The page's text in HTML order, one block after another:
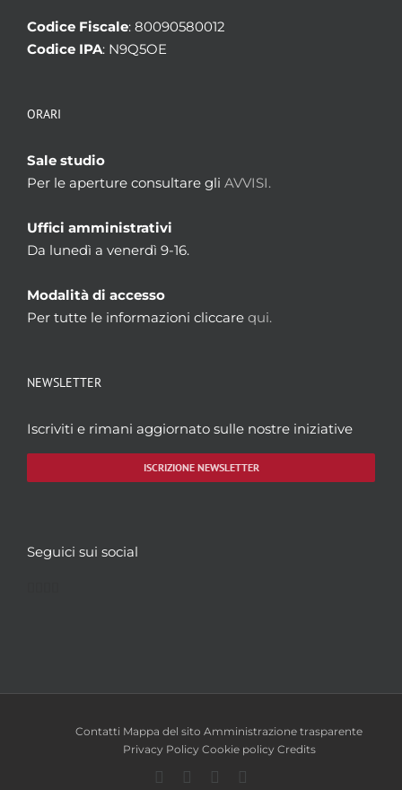
Codice Fiscale: 80090580012
Codice IPA: N9Q5OE
ORARI
Sale studio
Per le aperture consultare gli AVVISI.
Uffici amministrativi
Da lunedì a venerdì 9-16.
Modalità di accesso
Per tutte le informazioni cliccare qui.
NEWSLETTER
Iscriviti e rimani aggiornato sulle nostre iniziative
ISCRIZIONE NEWSLETTER
Seguici sui social
Contatti Mappa del sito Amministrazione trasparente
Privacy Policy Cookie policy Credits
Facebook
TwitterYouTube